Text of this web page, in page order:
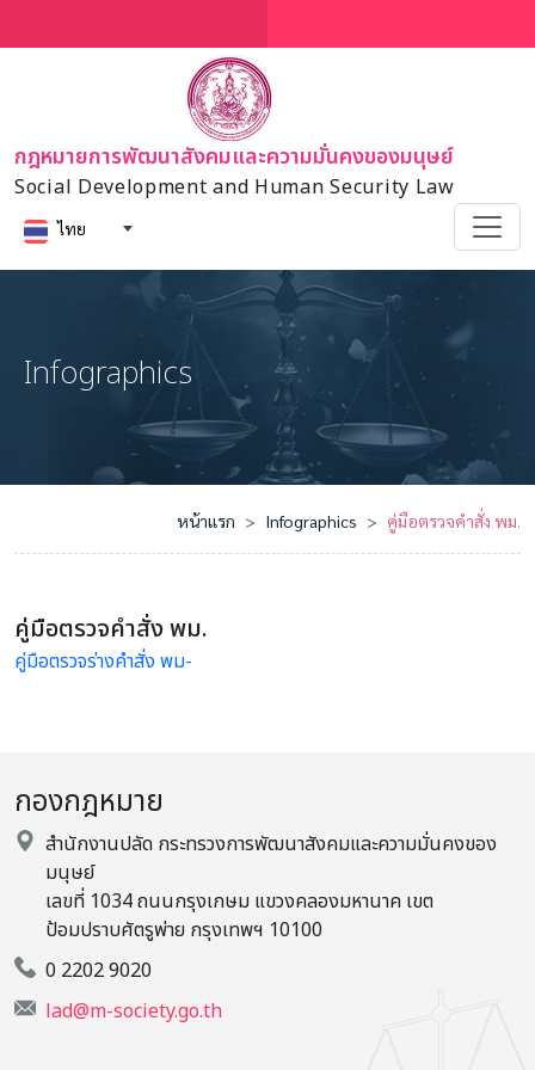
กฎหมายการพัฒนาสังคมและความมั่นคงของมนุษย์
Social Development and Human Security Law
ไทย
Infographics
หน้าแรก Infographics คู่มือตรวจคำสั่ง พม.
คู่มือตรวจคำสั่ง พม.
คู่มือตรวจร่างคำสั่ง พม-
กองกฎหมาย
สำนักงานปลัด กระทรวงการพัฒนาสังคมและความมั่นคงของ
มนุษย์
เลขที่ 1034 ถนนกรุงเกษม แขวงคลองมหานาค เขต
ป้อมปราบศัตรูพ่าย กรุงเทพฯ 10100
0 2202 9020
lad@m-society.go.th